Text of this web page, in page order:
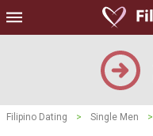
Filipino Dating > Single Men >